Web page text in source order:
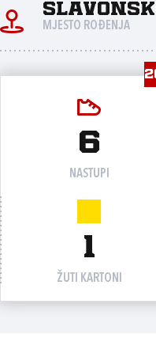
MJESTO ROĐENJA
6
NASTUPI
1
ŽUTI KARTONI